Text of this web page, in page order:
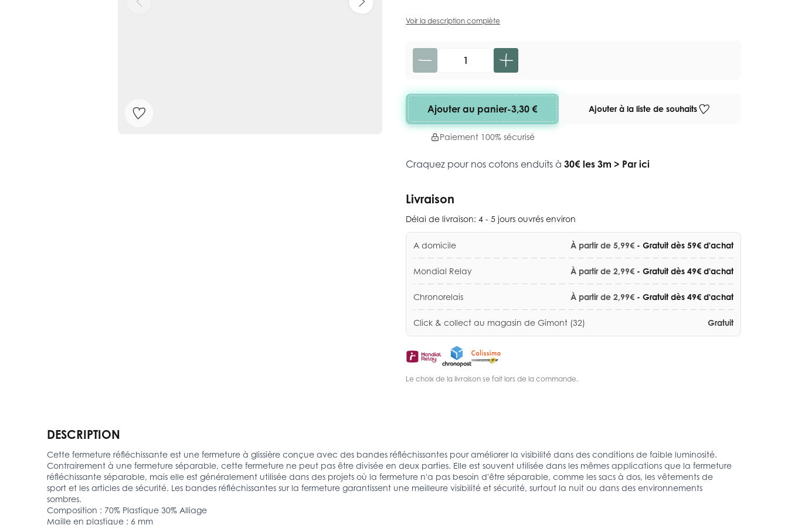
Voir la description complète
Quantité
Ajouter au panier-3,30 €
Paiement 100% sécurisé
Ajouter à la liste de souhaits
Craquez pour nos cotons enduits à 30€ les 3m > Par ici
Livraison
Délai de livraison: 4 - 5 jours ouvrés environ
A domicile À partir de 5,99€ - Gratuit dès 59€ d'achat
Mondial Relay À partir de 2,99€ - Gratuit dès 49€ d'achat
Chronorelais À partir de 2,99€ - Gratuit dès 49€ d'achat
Click & collect au magasin de Gimont (32) Gratuit
Le choix de la livraison se fait lors de la commande.
DESCRIPTION
Cette fermeture réfléchissante est une fermeture à glissière conçue avec des bandes réfléchissantes pour améliorer la visibilité dans des conditions de faible luminosité.
Contrairement à une fermeture séparable, cette fermeture ne peut pas être divisée en deux parties. Elle est souvent utilisée dans les mêmes applications que la fermeture
réfléchissante séparable, mais elle est généralement utilisée dans des projets où la fermeture n'a pas besoin d'être séparable, comme les sacs à dos, les vêtements de
sport et les articles de sécurité. Les bandes réfléchissantes sur la fermeture garantissent une meilleure visibilité et sécurité, surtout la nuit ou dans des environnements
sombres.
Composition : 70% Plastique 30% Alliage
Maille en plastique : 6 mm